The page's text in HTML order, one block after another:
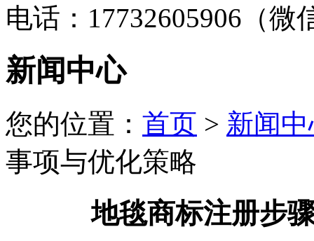
电话：17732605906（微
新闻中心
您的位置： 首页 > 新闻
事项与优化策略
地毯商标注册步